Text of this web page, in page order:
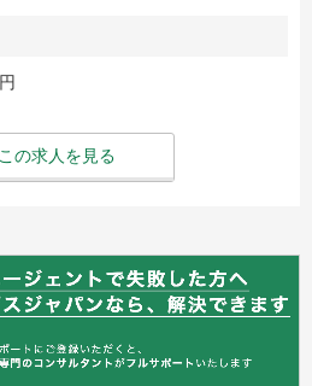
この求人を見る